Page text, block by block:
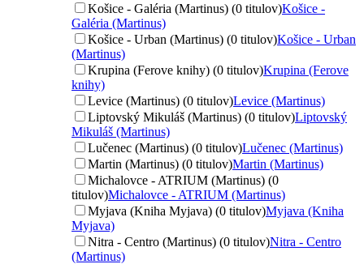
Košice - Galéria (Martinus) (0 titulov)Košice -
Galéria (Martinus)
Košice - Urban (Martinus) (0 titulov)Košice - Urban
(Martinus)
Krupina (Ferove knihy) (0 titulov)Krupina (Ferove
knihy)
Levice (Martinus) (0 titulov)Levice (Martinus)
Liptovský Mikuláš (Martinus) (0 titulov)Liptovský
Mikuláš (Martinus)
Lučenec (Martinus) (0 titulov)Lučenec (Martinus)
Martin (Martinus) (0 titulov)Martin (Martinus)
Michalovce - ATRIUM (Martinus) (0
titulov)Michalovce - ATRIUM (Martinus)
Myjava (Kniha Myjava) (0 titulov)Myjava (Kniha
Myjava)
Nitra - Centro (Martinus) (0 titulov)Nitra - Centro
(Martinus)